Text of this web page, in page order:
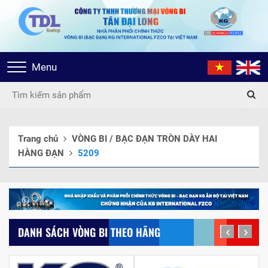
Toggle
navigation
Menu
Trang chủ
VÒNG BI / BẠC ĐẠN TRÒN DÀY HAI
HÀNG ĐẠN
5209
DANH SÁCH VÒNG BI THEO HÃNG prev next